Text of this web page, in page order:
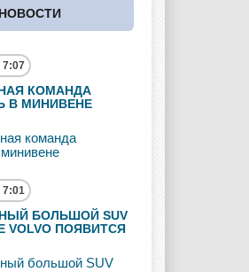
7:07
КОМАНДА
В МИНИВЕНЕ
7:01
БОЛЬШОЙ SUV
VOLVO ПОЯВИТСЯ